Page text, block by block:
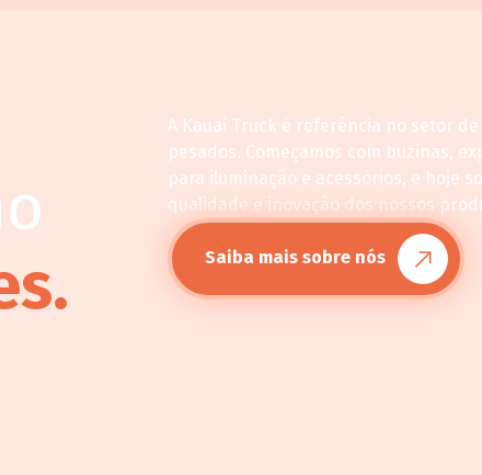
A Kauai Truck é referência no setor
pesados. Começamos com buzinas,
para iluminação e acessórios, e hoje
qualidade e inovação dos nossos
Saiba mais sobre nós